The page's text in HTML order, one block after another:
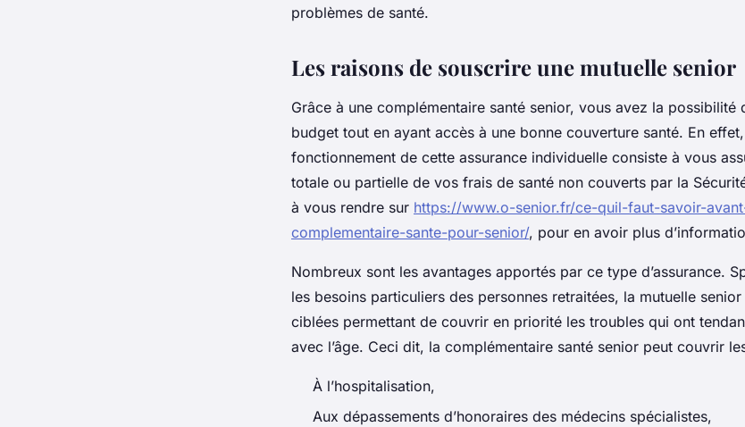
problèmes de santé.
Les raisons de souscrire une mutuelle senior
Grâce à une complémentaire santé senior, vous avez la possibilité
budget tout en ayant accès à une bonne couverture santé. En
fonctionnement de cette assurance individuelle consiste à vous
totale ou partielle de vos frais de santé non couverts par la
à vous rendre sur https://www.o-senior.fr/ce-quil-faut-savoir-
complementaire-sante-pour-senior/, pour en avoir plus
Nombreux sont les avantages apportés par ce type d’assurance.
les besoins particuliers des personnes retraitées, la mutuelle
ciblées permettant de couvrir en priorité les troubles qui ont
avec l’âge. Ceci dit, la complémentaire santé senior peut couvrir
À l’hospitalisation,
Aux dépassements d’honoraires des médecins spécialistes,